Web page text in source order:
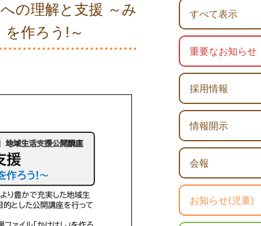
の理解と支援 ～み
作ろう!～
すべて表示
重要なお知らせ
採用情報
情報開示
会報
お知らせ(児童)